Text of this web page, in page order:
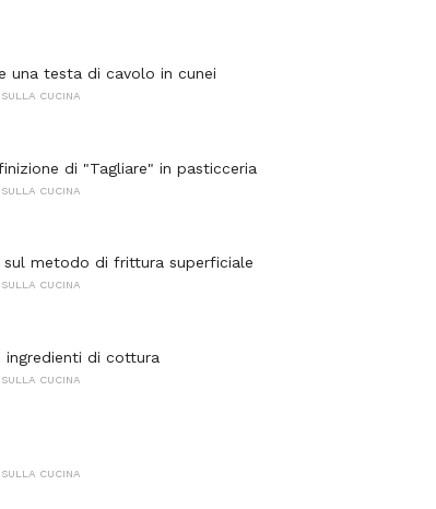
una testa di cavolo in cunei
CUCINA
di "Tagliare" in pasticceria
CUCINA
sul metodo di frittura superficiale
CUCINA
ingredienti di cottura
CUCINA
CUCINA